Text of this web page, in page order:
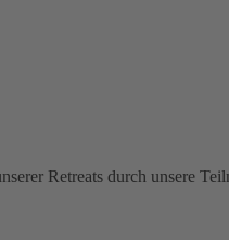
Retreats durch unsere